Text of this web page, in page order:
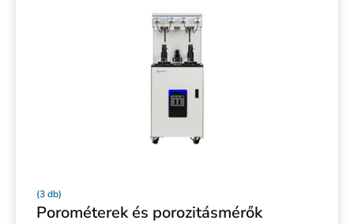
(3 db)
Porométerek és porozitásmérők